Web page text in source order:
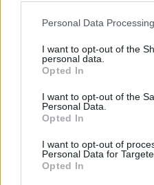
Personal Data
I want to opt-out of the
personal data.
Opted In
I want to opt-out of the
Personal Data.
Opted In
I want to opt-out of
Personal Data for
Opted In
της, Ίλια, καθώς
επαγγελματικό
επιτυχία ως
Υμηττού, ενώ έχει
Εθνικής Κορασίδων,
ποδοσφαιρικό
οικογενειακή υπόθεση.